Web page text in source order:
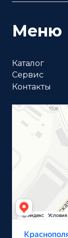
Меню
Каталог
Сервис
Контакты
Волгоград